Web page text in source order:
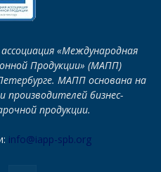
«Международная
Продукции» (МАПП)
МАПП основана на
производителей бизнес-
продукции.
info@iapp-spb.org